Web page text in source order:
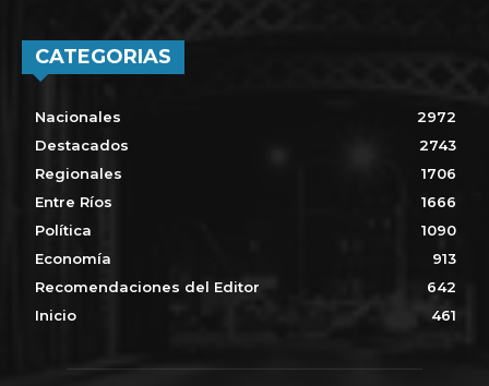
CATEGORIAS
Nacionales
2972
Destacados
2743
Regionales
1706
Entre Ríos
1666
Política
1090
Economía
913
Recomendaciones del Editor
642
Inicio
461